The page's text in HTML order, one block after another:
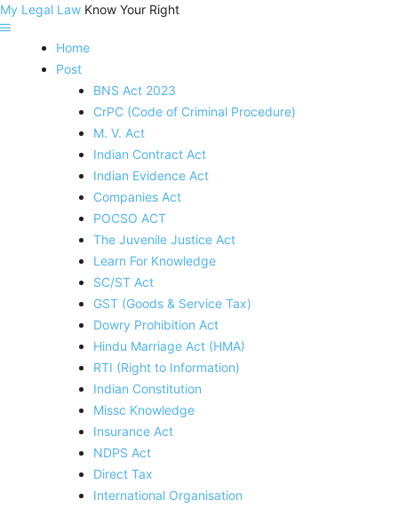
My Legal Law Know Your Right
Home
Post
BNS Act 2023
CrPC (Code of Criminal Procedure)
M. V. Act
Indian Contract Act
Indian Evidence Act
Companies Act
POCSO ACT
The Juvenile Justice Act
Learn For Knowledge
SC/ST Act
GST (Goods & Service Tax)
Dowry Prohibition Act
Hindu Marriage Act (HMA)
RTI (Right to Information)
Indian Constitution
Missc Knowledge
Insurance Act
NDPS Act
Direct Tax
International Organisation